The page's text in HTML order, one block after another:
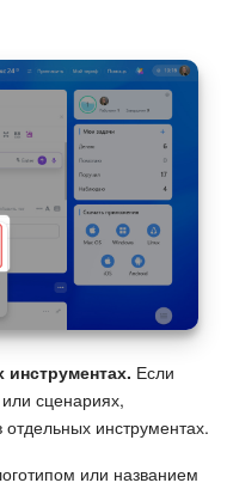
Если
сценариях,
инструментах.
или названием